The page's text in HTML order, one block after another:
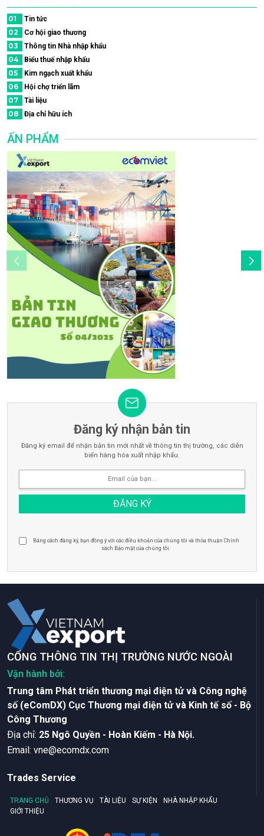
01 Tin tức
02 Cơ hội giao thương
03 Thông tin Nhà nhập khẩu
04 Biểu thuế nhập khẩu
05 Kim ngạch xuất khẩu
06 Hội chợ triển lãm
07 Tài liệu
08 Địa chỉ hữu ích
ẤN PHẨM
Đăng ký nhận bản tin
Đăng ký email để nhận bản tin mới nhất về thông tin thị trường, các diễn
biến hàng hóa xuất nhập khẩu.
Bằng cách đăng ký, bạn đồng ý với các điều khoản của chúng tôi và thỏa thuận Chính
sách Bảo mật của chúng tôi.
CỔNG THÔNG TIN THỊ TRƯỜNG NƯỚC NGOÀI
Vận hành bởi:
Trung tâm Phát triển thương mại điện tử và Công nghệ
số (eComDX) Cục Thương mại điện tử và Kinh tế số - Bộ
Công Thương
Ðịa chỉ: 25 Ngô Quyền - Hoàn Kiếm - Hà Nội.
Email: vne@ecomdx.com
Trades Service
TRANG CHỦ THƯƠNG VỤ TÀI LIỆU SỰ KIỆN
NHÀ NHẬP KHẨU
GIỚI THIỆU